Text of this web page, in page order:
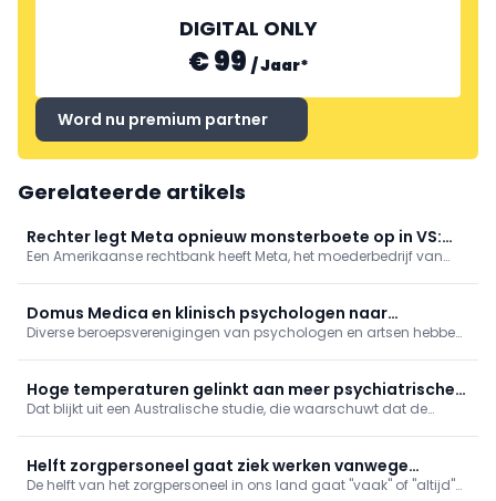
DIGITAL ONLY
€ 99 /Jaar*
Word nu premium partner
Gerelateerde artikels
Rechter legt Meta opnieuw monsterboete op in VS:
bedrijf moet kinderen meer beschermen
Een Amerikaanse rechtbank heeft Meta, het moederbedrijf van
maatregelen neemt om jonge gebruikers te beschermen.
Domus Medica en klinisch psychologen naar
Grondwettelijk Hof
Diverse beroepsverenigingen van psychologen en artsen hebben
Hoge temperaturen gelinkt aan meer psychiatrische
opnames bij jongeren
Dat blijkt uit een Australische studie, die waarschuwt dat de
Helft zorgpersoneel gaat ziek werken vanwege
personeelstekort
De helft van het zorgpersoneel in ons land gaat "vaak" of "altijd"